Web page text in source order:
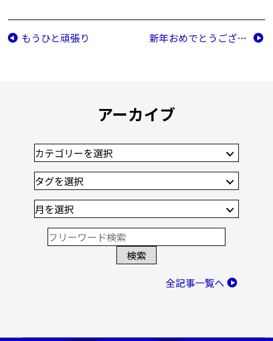
もうひと頑張り 新年おめでとうございます
アーカイブ
全記事一覧へ